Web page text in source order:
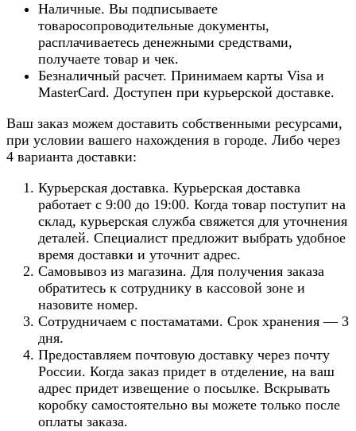
Наличные. Вы подписываете
товаросопроводительные документы,
расплачиваетесь денежными средствами,
получаете товар и чек.
Безналичный расчет. Принимаем карты Visa и
MasterCard. Доступен при курьерской доставке.
Ваш заказ можем доставить собственными ресурсами,
при условии вашего нахождения в городе. Либо через
4 варианта доставки:
Курьерская доставка. Курьерская доставка
работает с 9:00 до 19:00. Когда товар поступит на
склад, курьерская служба свяжется для уточнения
деталей. Специалист предложит выбрать удобное
время доставки и уточнит адрес.
Самовывоз из магазина. Для получения заказа
обратитесь к сотруднику в кассовой зоне и
назовите номер.
Сотрудничаем с постаматами. Срок хранения — 3
дня.
Предоставляем почтовую доставку через почту
России. Когда заказ придет в отделение, на ваш
адрес придет извещение о посылке. Вскрывать
коробку самостоятельно вы можете только после
оплаты заказа.